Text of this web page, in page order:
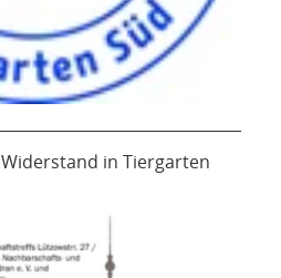
in Tiergarten